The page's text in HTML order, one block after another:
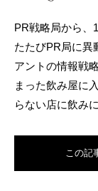
PR戦略局から、
たたびPR局に異
アントの情報戦
まった飲み屋に
らない店に飲み
この記